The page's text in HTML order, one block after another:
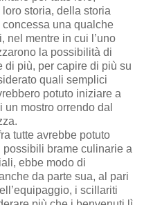
storia, della storia
una qualche
nel mentre in cui l’uno
la possibilità di
di più, per capire di più su
quali semplici
potuto iniziare a
mostro orrendo dal
tutte avrebbe potuto
brame culinarie a
ebbe modo di
da parte sua, al pari
i scillariti